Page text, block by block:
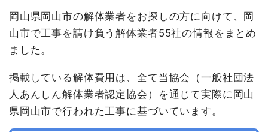
岡山県岡山市の解体業者をお探しの方に向けて、岡
山市で工事を請け負う解体業者55社の情報をまとめ
ました。
掲載している解体費用は、全て当協会（一般社団法
人あんしん解体業者認定協会）を通じて実際に岡山
県岡山市で行われた工事に基づいています。